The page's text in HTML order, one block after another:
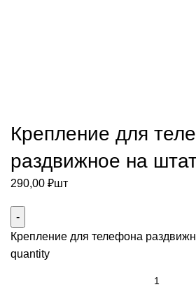
Крепление для
раздвижное на
290,00 ₽шт
Крепление для телефона
quantity